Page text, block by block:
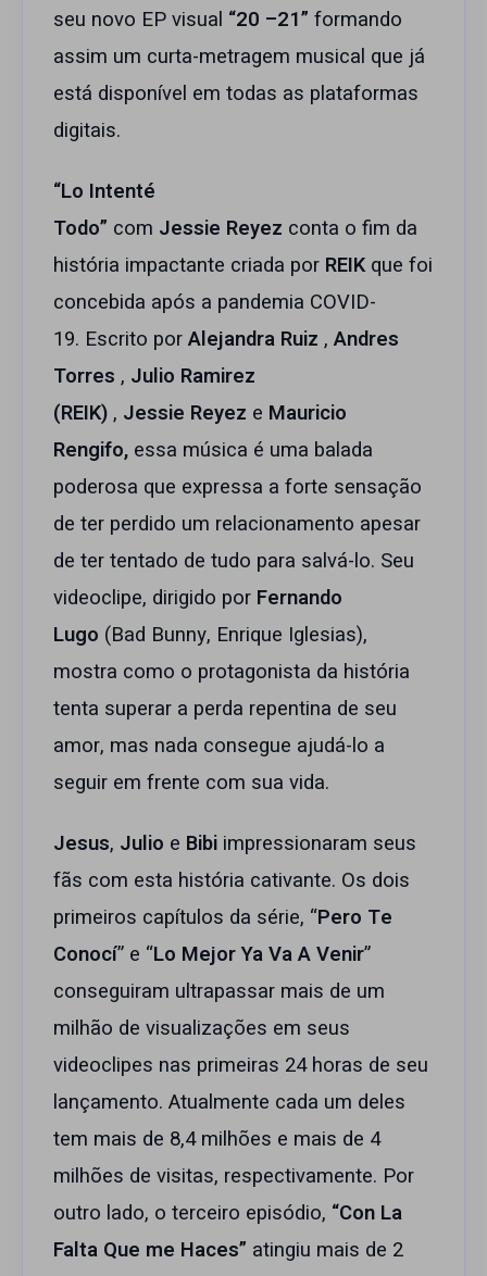
seu novo EP visual “20 –21” formando
assim um curta-metragem musical que já
está disponível em todas as plataformas
digitais.
“Lo Intenté
Todo” com Jessie Reyez conta o fim da
história impactante criada por REIK que foi
concebida após a pandemia COVID-
19. Escrito porAlejandra Ruiz , Andres
Torres , Julio Ramirez
(REIK), Jessie Reyez e Mauricio
Rengifo, essa música é uma balada
poderosa que expressa a forte sensação
de ter perdido um relacionamento apesar
de ter tentado de tudo para salvá-lo. Seu
videoclipe, dirigido por Fernando
Lugo (Bad Bunny, Enrique Iglesias),
mostra como o protagonista da história
tenta superar a perda repentina de seu
amor, mas nada consegue ajudá-lo a
seguir em frente com sua vida.
Jesus, Julio e Bibi impressionaram seus
fãs com esta história cativante. Os dois
primeiros capítulos da série, “Pero Te
Conocí” e “Lo Mejor Ya Va A Venir”
conseguiram ultrapassar mais de um
milhão de visualizações em seus
videoclipes nas primeiras 24 horas de seu
lançamento. Atualmente cada um deles
tem mais de 8,4 milhões e mais de 4
milhões de visitas, respectivamente. Por
outro lado, o terceiro episódio, “Con La
Falta Que me Haces” atingiu mais de 2